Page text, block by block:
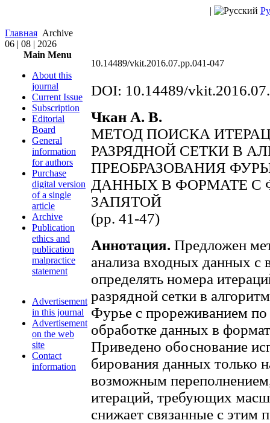
|
Главная Archive
06 | 08 | 2026
Main Menu
About this
journal
Current Issue
Subscription
Editorial
Board
General
information
for authors
Purchase
digital version
of a single
article
Archive
Publication
ethics and
publication
malpractice
statement
Advertisement
in this journal
Advertisement
on the web
site
Contact
information
10.14489/vkit.2016.07.pp.041-047
DOI: 10.14489/
Чкан А. В.
МЕТОД ПОИСКА
РАЗРЯДНОЙ СЕТКИ В
ПРЕОБРАЗОВАНИЯ
ДАННЫХ В ФОРМАТЕ С
ЗАПЯТОЙ
(pp. 41-47)
Аннотация. Предложен
анализа входных данных с
определять номера
разрядной сетки в
Фурье с прореживанием по
обработке данных в
Приведено обоснование
бирования данных только
возможным
итераций, требующих
снижает связанные с этим